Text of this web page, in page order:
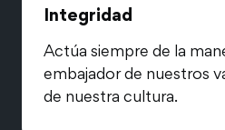
Integridad
Actúa siempre de la
embajador de nuestros
de nuestra cultura.